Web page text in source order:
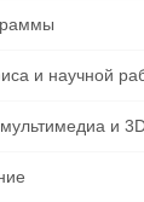
и научной
и